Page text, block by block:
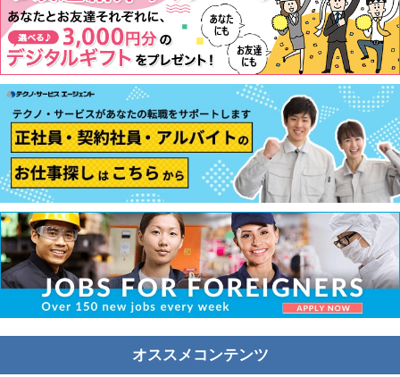
オススメコンテンツ